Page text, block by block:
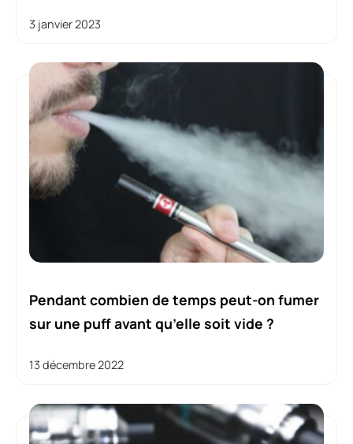
3 janvier 2023
Pendant combien de temps peut-on fumer
sur une puff avant qu’elle soit vide ?
13 décembre 2022